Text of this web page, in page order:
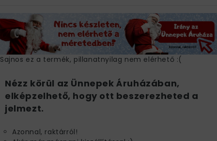
Sajnos ez a termék, pillanatnyilag nem elérhető :(
Nézz körül az Ünnepek Áruházában,
elképzelhető, hogy ott beszerezheted a
jelmezt.
Azonnal, raktárról!